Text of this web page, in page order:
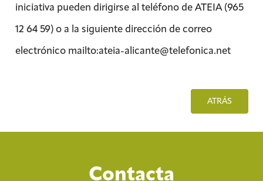
iniciativa pueden dirigirse al teléfono de ATEIA (965
12 64 59) o a la siguiente dirección de correo
electrónico mailto:ateia-alicante@telefonica.net
ATRÁS
Contacta